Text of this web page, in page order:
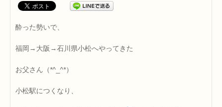
酔った勢いで、
福岡→大阪→石川県小松へやってきた
お父さん（*^_^*）
小松駅につくなり、